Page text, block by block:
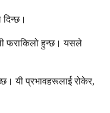
फराकिलो हुन्छ। यसले
यी प्रभावहरूलाई रोकेर,